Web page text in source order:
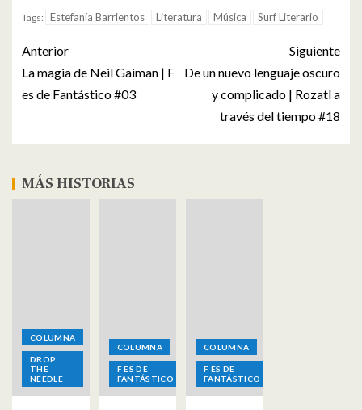
Tags: Estefanía Barrientos Literatura Música Surf Literario
Anterior
La magia de Neil Gaiman | F
es de Fantástico #03
Siguiente
De un nuevo lenguaje oscuro
y complicado | Rozatl a
través del tiempo #18
MÁS HISTORIAS
COLUMNA
DROP
THE
NEEDLE
COLUMNA
F ES DE
FANTÁSTICO
COLUMNA
F ES DE
FANTÁSTICO